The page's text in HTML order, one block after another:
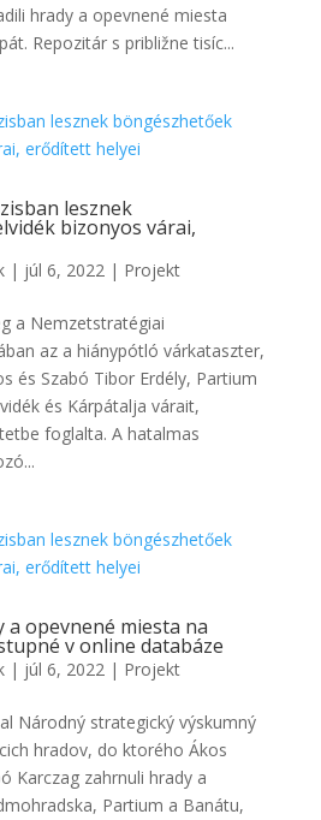
hrady a opevnené miesta
Repozitár s približne tisíc...
lesznek
bizonyos várai,
| júl 6, 2022| Projekt
a Nemzetstratégiai
az a hiánypótló várkataszter,
és Szabó Tibor Erdély, Partium
és Kárpátalja várait,
foglalta. A hatalmas
a opevnené miesta na
v online databáze
| júl 6, 2022| Projekt
Národný strategický výskumný
hradov, do ktorého Ákos
Karczag zahrnuli hrady a
Partium a Banátu,